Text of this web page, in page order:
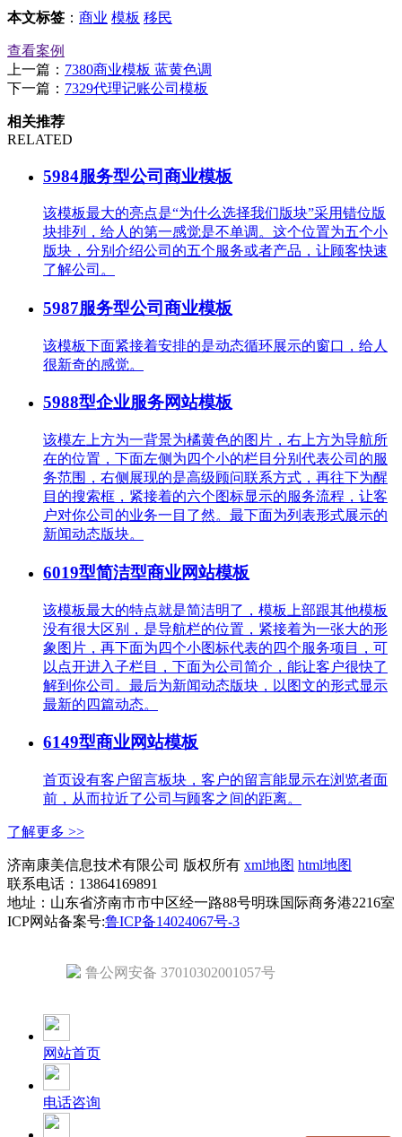
本文标签 ： 商业 模板 移民
查看案例
上一篇： 7380商业模板 蓝黄色调
下一篇： 7329代理记账公司模板
相关推荐
RELATED
5984服务型公司商业模板
该模板最大的亮点是“为什么选择我们版块”采用错位版
块排列，给人的第一感觉是不单调。这个位置为五个小
版块，分别介绍公司的五个服务或者产品，让顾客快速
了解公司。
5987服务型公司商业模板
该模板下面紧接着安排的是动态循环展示的窗口，给人
很新奇的感觉。
5988型企业服务网站模板
该模左上方为一背景为橘黄色的图片，右上方为导航所
在的位置，下面左侧为四个小的栏目分别代表公司的服
务范围，右侧展现的是高级顾问联系方式，再往下为醒
目的搜索框，紧接着的六个图标显示的服务流程，让客
户对你公司的业务一目了然。最下面为列表形式展示的
新闻动态版块。
6019型简洁型商业网站模板
该模板最大的特点就是简洁明了，模板上部跟其他模板
没有很大区别，是导航栏的位置，紧接着为一张大的形
象图片，再下面为四个小图标代表的四个服务项目，可
以点开进入子栏目，下面为公司简介，能让客户很快了
解到你公司。最后为新闻动态版块，以图文的形式显示
最新的四篇动态。
6149型商业网站模板
首页设有客户留言板块，客户的留言能显示在浏览者面
前，从而拉近了公司与顾客之间的距离。
了解更多 >>
济南康美信息技术有限公司 版权所有 xml地图 html地图
联系电话：13864169891
地址：山东省济南市市中区经一路88号明珠国际商务港2216室
ICP网站备案号:鲁ICP备14024067号-3
鲁公网安备 37010302001057号
网站首页
电话咨询